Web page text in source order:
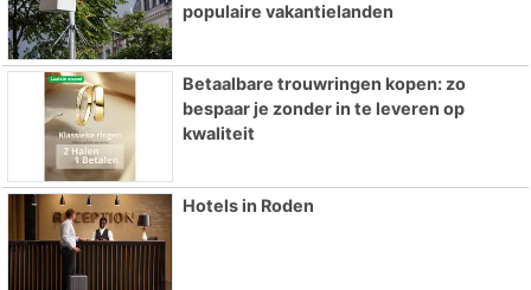
populaire vakantielanden
Betaalbare trouwringen kopen: zo
bespaar je zonder in te leveren op
kwaliteit
Hotels in Roden